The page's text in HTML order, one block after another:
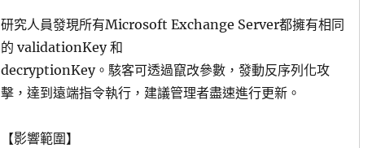
研究人員發現所有Microsoft Exchange Server都擁有相同
的 validationKey 和
decryptionKey。駭客可透過竄改參數，發動反序列化攻
擊，達到遠端指令執行，建議管理者盡速進行更新。
【影響範圍】